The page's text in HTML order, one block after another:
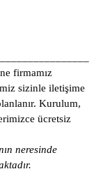
firmamız
sizinle iletişime
Kurulum,
ücretsiz
neresinde